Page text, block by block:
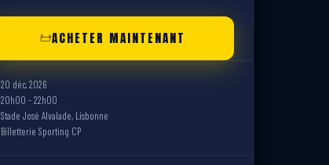
ACHETER MAINTENANT
20 déc. 2026
20h00 - 22h00
Stade José Alvalade, Lisbonne
Billetterie Sporting CP